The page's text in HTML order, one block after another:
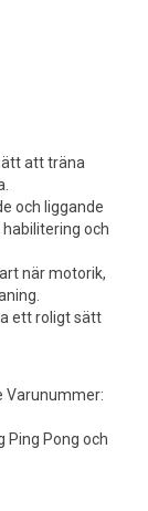
att träna
och liggande
och
när motorik,
ett roligt sätt
Varunummer:
Ping Pong och